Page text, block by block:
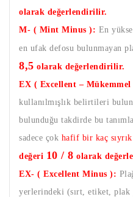
olarak değerlendirilir.
M- ( Mint Minus ): En
en ufak defosu bulunmayan
8,5 olarak değerlendirilir.
EX ( Excellent – Mükemmel
kullanılmışlık belirtileri
bulunduğu takdirde bu
sadece çok hafif bir kaç sıyrık
değeri 10 / 8 olarak
EX- ( Excellent Minus ):
yerlerindeki (sırt, etiket,